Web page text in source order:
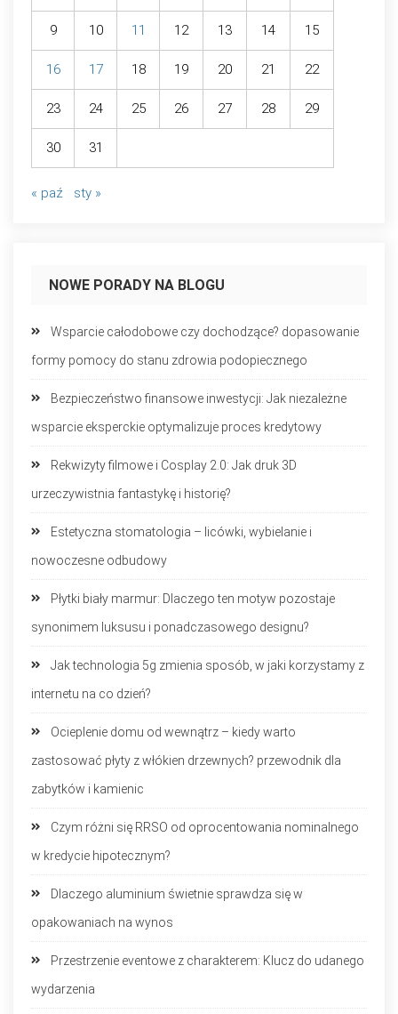
9 10 11 12 13 14 15
16 17 18 19 20 21 22
23 24 25 26 27 28 29
30 31
« paź sty »
NOWE PORADY NA BLOGU
Wsparcie całodobowe czy dochodzące? dopasowanie
formy pomocy do stanu zdrowia podopiecznego
Bezpieczeństwo finansowe inwestycji: Jak niezależne
wsparcie eksperckie optymalizuje proces kredytowy
Rekwizyty filmowe i Cosplay 2.0: Jak druk 3D
urzeczywistnia fantastykę i historię?
Estetyczna stomatologia – licówki, wybielanie i
nowoczesne odbudowy
Płytki biały marmur: Dlaczego ten motyw pozostaje
synonimem luksusu i ponadczasowego designu?
Jak technologia 5g zmienia sposób, w jaki korzystamy z
internetu na co dzień?
Ocieplenie domu od wewnątrz – kiedy warto
zastosować płyty z włókien drzewnych? przewodnik dla
zabytków i kamienic
Czym różni się RRSO od oprocentowania nominalnego
w kredycie hipotecznym?
Dlaczego aluminium świetnie sprawdza się w
opakowaniach na wynos
Przestrzenie eventowe z charakterem: Klucz do udanego
wydarzenia